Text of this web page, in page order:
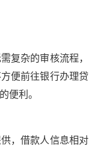
复杂的审核流程，
便前往银行办理贷
便利。
，借款人信息相对